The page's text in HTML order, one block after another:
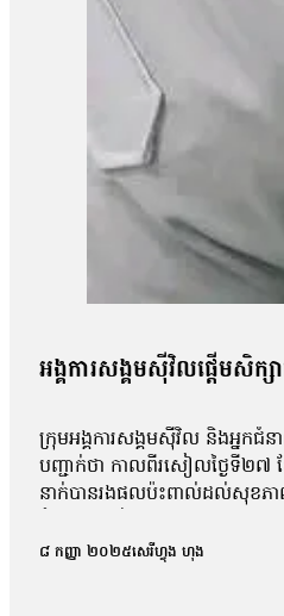
អង្គការសង្គមស៊ីវិលផ្ដើមសិ
ក្រុមអង្គការសង្គមស៊ីវិល និងអ្នកជំន
បញ្ជាក់ថា កាលពីរសៀលថ្ងៃទី២៧ ខ
នាក់បានរងផលប៉ះពាល់ដល់សុខភាព
តម្លៃរហ័ស ចំពោះផលប៉ះពាល់លើបរិស្
៨ កញ្ញា ២០២៥សេរីហ្វុង ហុង